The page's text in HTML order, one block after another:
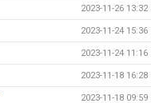
2023-11-26 13:32
2023-11-24 15:36
2023-11-24 11:16
2023-11-18 16:28
2023-11-18 09:59